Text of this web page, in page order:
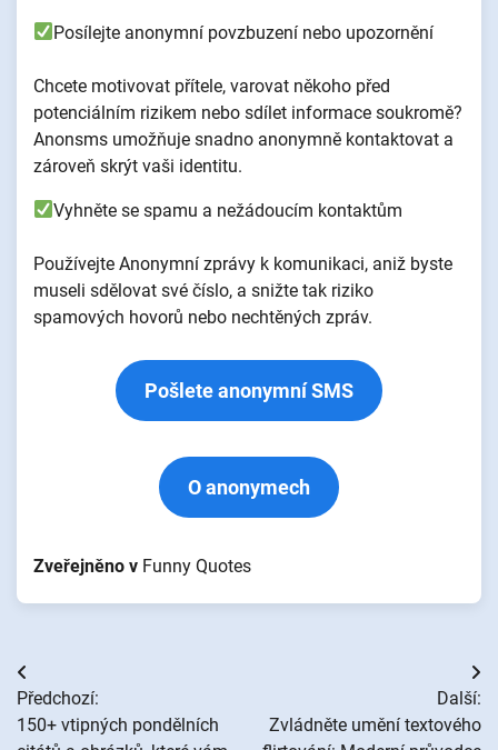
Posílejte anonymní povzbuzení nebo upozornění
Chcete motivovat přítele, varovat někoho před
potenciálním rizikem nebo sdílet informace soukromě?
Anonsms umožňuje snadno anonymně kontaktovat a
zároveň skrýt vaši identitu.
Vyhněte se spamu a nežádoucím kontaktům
Používejte Anonymní zprávy k komunikaci, aniž byste
museli sdělovat své číslo, a snižte tak riziko
spamových hovorů nebo nechtěných zpráv.
Pošlete anonymní SMS
O anonymech
Zveřejněno v Funny Quotes
Navigace
pro
Předchozí:
150+ vtipných pondělních
Další:
Zvládněte umění textového